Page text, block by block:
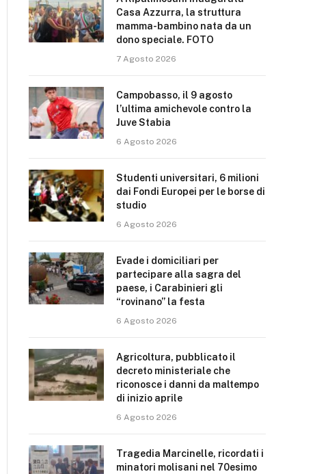
Casa Azzurra, la struttura
mamma-bambino nata da un
dono speciale. FOTO
7 Agosto 2026
Campobasso, il 9 agosto
l’ultima amichevole contro la
Juve Stabia
6 Agosto 2026
Studenti universitari, 6 milioni
dai Fondi Europei per le borse di
studio
6 Agosto 2026
Evade i domiciliari per
partecipare alla sagra del
paese, i Carabinieri gli
“rovinano” la festa
6 Agosto 2026
Agricoltura, pubblicato il
decreto ministeriale che
riconosce i danni da maltempo
di inizio aprile
6 Agosto 2026
Tragedia Marcinelle, ricordati i
minatori molisani nel 70esimo